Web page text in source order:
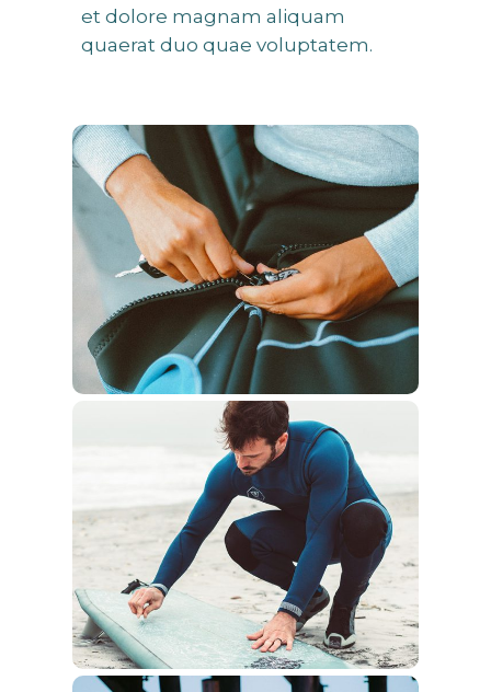
et dolore magnam aliquam
quaerat duo quae voluptatem.